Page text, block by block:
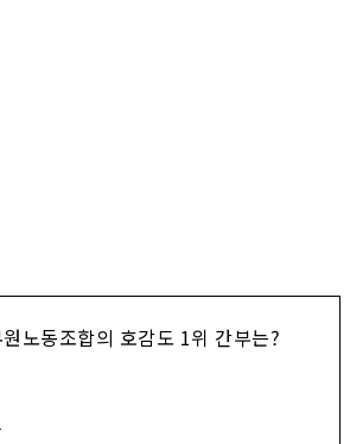
노동조합의 호감도 1위 간부는?